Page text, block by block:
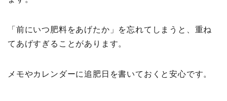
「前にいつ肥料をあげたか」を忘れてしまうと、重ね
てあげすぎることがあります。
メモやカレンダーに追肥日を書いておくと安心です。